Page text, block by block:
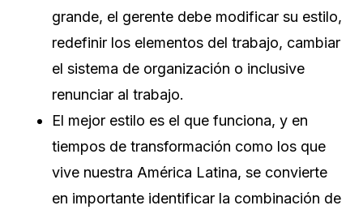
grande, el gerente debe modificar su estilo,
redefinir los elementos del trabajo, cambiar
el sistema de organización o inclusive
renunciar al trabajo.
El mejor estilo es el que funciona, y en
tiempos de transformación como los que
vive nuestra América Latina, se convierte
en importante identificar la combinación de